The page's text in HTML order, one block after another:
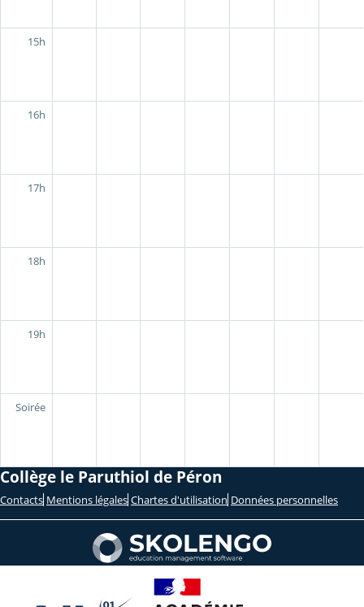
15h
16h
17h
18h
19h
Soirée
Collège le Paruthiol de Péron
Contacts Mentions légales Chartes d'utilisation Données personnelles